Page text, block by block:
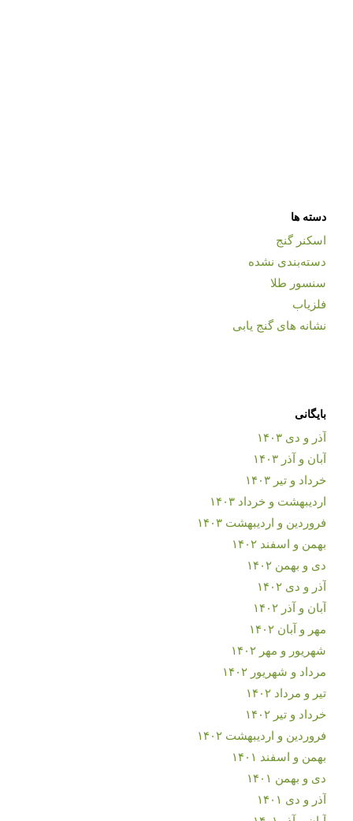
دسته ها
اسکنر گنج
دسته‌بندی نشده
سنسور طلا
فلزیاب
نشانه های گنج یابی
بایگانی
آذر و دی ۱۴۰۳
آبان و آذر ۱۴۰۳
خرداد و تیر ۱۴۰۳
اردیبهشت و خرداد ۱۴۰۳
فروردین و اردیبهشت ۱۴۰۳
بهمن و اسفند ۱۴۰۲
دی و بهمن ۱۴۰۲
آذر و دی ۱۴۰۲
آبان و آذر ۱۴۰۲
مهر و آبان ۱۴۰۲
شهریور و مهر ۱۴۰۲
مرداد و شهریور ۱۴۰۲
تیر و مرداد ۱۴۰۲
خرداد و تیر ۱۴۰۲
فروردین و اردیبهشت ۱۴۰۲
بهمن و اسفند ۱۴۰۱
دی و بهمن ۱۴۰۱
آذر و دی ۱۴۰۱